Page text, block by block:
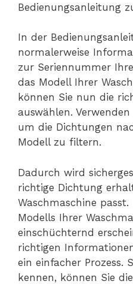
Bedienungsanleitung
In der
normalerweise
zur Seriennummer
das Modell Ihrer
können Sie nun die
auswählen.
um die Dichtungen
Modell zu filtern.
Dadurch wird
richtige Dichtung
Waschmaschine
Modells Ihrer
einschüchternd
richtigen
ein einfacher Prozess.
kennen, können Sie